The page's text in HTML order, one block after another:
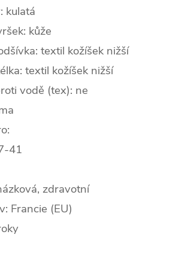
kulatá
kůže
textil kožíšek nižší
textil kožíšek nižší
vodě (tex): ne
41
zdravotní
Francie (EU)